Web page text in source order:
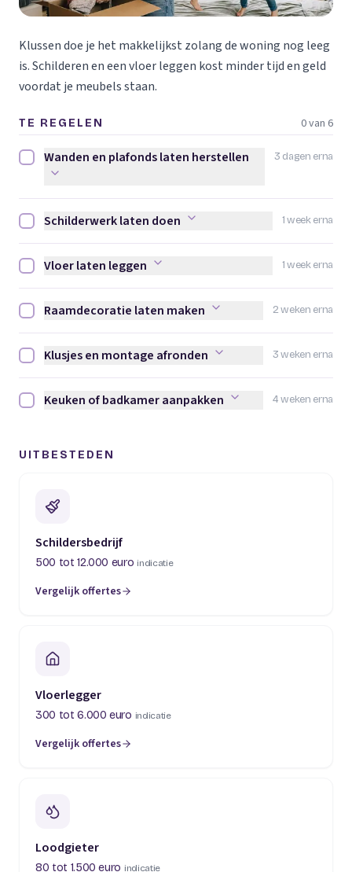
Klussen doe je het makkelijkst zolang de woning nog leeg
is. Schilderen en een vloer leggen kost minder tijd en geld
voordat je meubels staan.
TE REGELEN 0 van 6
3 dagen erna
Wanden en plafonds laten herstellen afvinken
Wanden en plafonds laten herstellen
1 week erna
Schilderwerk laten doen afvinken
Schilderwerk laten doen
1 week erna
Vloer laten leggen afvinken
Vloer laten leggen
2 weken erna
Raamdecoratie laten maken afvinken
Raamdecoratie laten maken
3 weken erna
Klusjes en montage afronden afvinken
Klusjes en montage afronden
4 weken erna
Keuken of badkamer aanpakken afvinken
Keuken of badkamer aanpakken
UITBESTEDEN
Schildersbedrijf
500 tot 12.000 euro indicatie
Vergelijk offertes
(opent in een nieuw tabblad)
Vloerlegger
300 tot 6.000 euro indicatie
Vergelijk offertes
(opent in een nieuw tabblad)
Loodgieter
80 tot 1.500 euro indicatie